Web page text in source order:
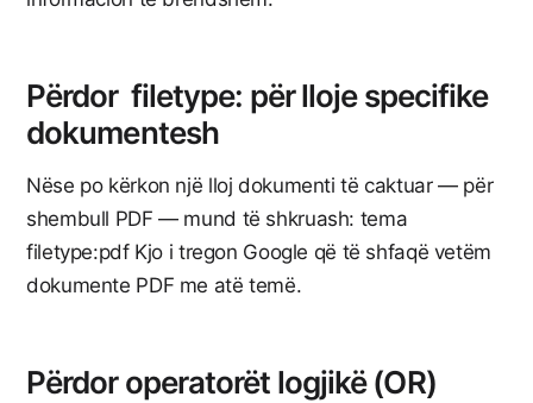
Përdor filetype: për lloje specifike
dokumentesh
Nëse po kërkon një lloj dokumenti të caktuar — për
shembull PDF — mund të shkruash: tema
filetype:pdf Kjo i tregon Google që të shfaqë vetëm
dokumente PDF me atë temë.
Përdor operatorët logjikë (OR)